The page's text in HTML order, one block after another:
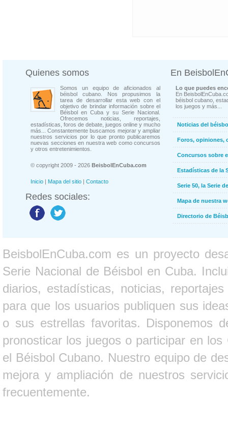
Quienes somos
Somos un equipo de aficionados al
béisbol cubano. Nos propusimos la
tarea de desarrollar esta web con el
objetivo de brindar información sobre el
Béisbol en Cuba y su Serie Nacional.
Ofrecemos noticias, reportajes,
estadísticas, foros de debate, juegos online y mucho
más... Constantemente buscamos mejorar y ampliar
nuestros servicios por lo que pronto publicaremos
nuevas secciones en nuestra web como concursos
y otros entretenimientos.
© copyright 2009 - 2026 BeisbolEnCuba.com
Inicio | Mapa del sitio | Contacto
Redes sociales:
En
Lo que puedes
En
béisbol cubano,
los juegos y más...
Noticias del
Foros, opiniones,
Concursos sobre
Estadísticas de la
Serie 50, la Serie
Mapa de nuestra
Directorio de
BeisbolEnCuba.com es un proyecto
Serie Nacional de Béisbol en Cuba.
diarios, estadísticas, noticias,
para que los usuarios publiquen sus
o sus estrellas favoritas. Disponemos
pronosticar los juegos o participar en
el Béisbol Cubano. Nuestro equipo de
mejora y ampliación de nuestros
frecuentemente.